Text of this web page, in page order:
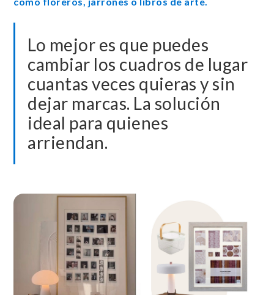
Lo mejor es que puedes
cambiar los cuadros de lugar
cuantas veces quieras y sin
dejar marcas. La solución
ideal para quienes
arriendan.